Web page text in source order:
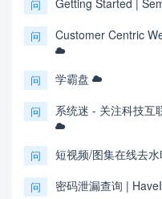
问
问 Customer Centric
问 学霸盘
问 系统迷 - 关注科技互
问 短视频/图集在线去
问 密码泄漏查询 |